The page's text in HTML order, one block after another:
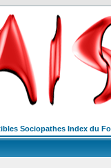
Sociopathes Index du